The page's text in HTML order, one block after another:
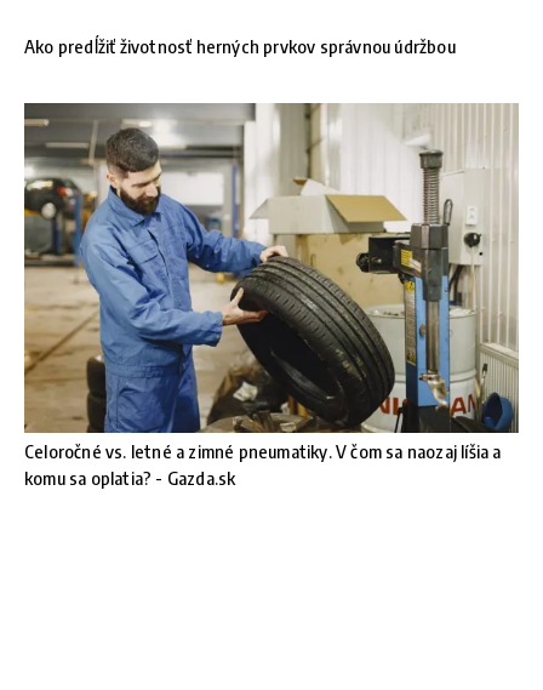
Ako predĺžiť životnosť herných prvkov správnou údržbou
Celoročné vs. letné a zimné pneumatiky. V čom sa naozaj líšia a
komu sa oplatia? - Gazda.sk